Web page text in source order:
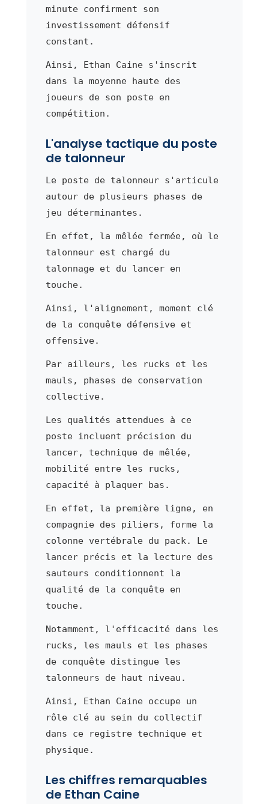
minute confirment son
investissement défensif
constant.
Ainsi, Ethan Caine s'inscrit
dans la moyenne haute des
joueurs de son poste en
compétition.
L'analyse tactique du poste
de talonneur
Le poste de talonneur s'articule
autour de plusieurs phases de
jeu déterminantes.
En effet, la mêlée fermée, où le
talonneur est chargé du
talonnage et du lancer en
touche.
Ainsi, l'alignement, moment clé
de la conquête défensive et
offensive.
Par ailleurs, les rucks et les
mauls, phases de conservation
collective.
Les qualités attendues à ce
poste incluent précision du
lancer, technique de mêlée,
mobilité entre les rucks,
capacité à plaquer bas.
En effet, la première ligne, en
compagnie des piliers, forme la
colonne vertébrale du pack. Le
lancer précis et la lecture des
sauteurs conditionnent la
qualité de la conquête en
touche.
Notamment, l'efficacité dans les
rucks, les mauls et les phases
de conquête distingue les
talonneurs de haut niveau.
Ainsi, Ethan Caine occupe un
rôle clé au sein du collectif
dans ce registre technique et
physique.
Les chiffres remarquables
de Ethan Caine